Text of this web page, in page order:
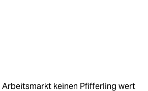
keinen Pfifferling wert